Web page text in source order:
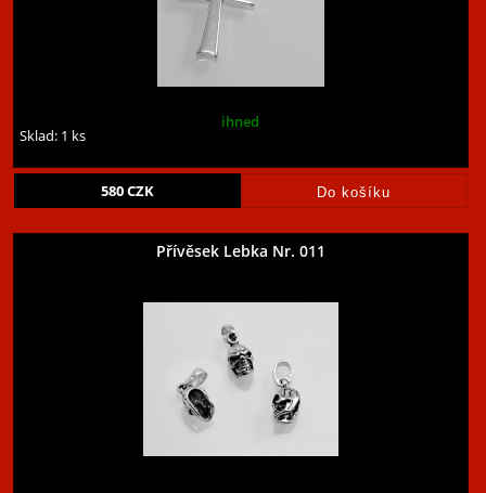
ihned
Sklad: 1 ks
580CZK
Přívěsek Lebka Nr. 011